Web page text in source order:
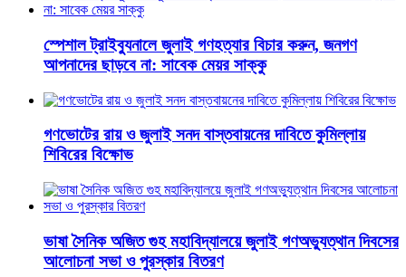
স্পেশাল ট্রাইব্যুনালে জুলাই গণহত্যার বিচার করুন, জনগণ
আপনাদের ছাড়বে না: সাবেক মেয়র সাক্কু
গণভোটের রায় ও জুলাই সনদ বাস্তবায়নের দাবিতে কুমিল্লায়
শিবিরের বিক্ষোভ
ভাষা সৈনিক অজিত গুহ মহাবিদ্যালয়ে জুলাই গণঅভ্যুত্থান দিবসের
আলোচনা সভা ও পুরস্কার বিতরণ